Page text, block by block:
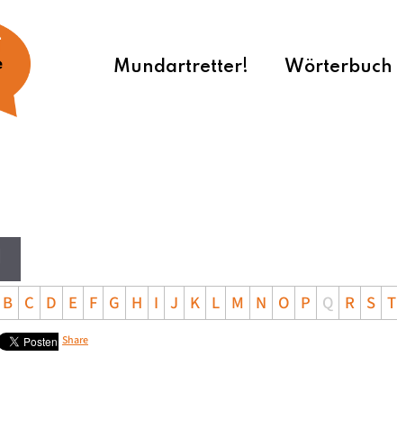
Mundartretter! Wörterbuch
B C D E F G H I J K L M N O P Q R S T
Share